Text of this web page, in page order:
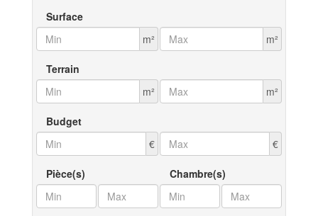
Surface
m²
m²
Terrain
m²
m²
Budget
€
€
Pièce(s) Chambre(s)